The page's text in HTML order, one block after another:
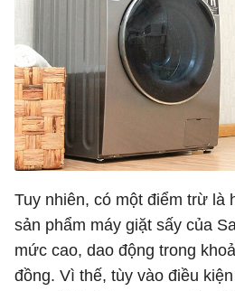
Tuy nhiên, có một điểm trừ là
sản phẩm máy giặt sấy của
mức cao, dao động trong
đồng. Vì thế, tùy vào điều